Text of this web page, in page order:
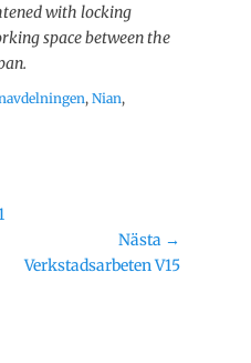
with locking
space between the
, Nian,
Nästa →
Verkstadsarbeten V15